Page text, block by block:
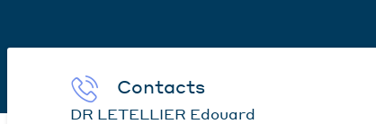
Contacts
DR LETELLIER Edouard